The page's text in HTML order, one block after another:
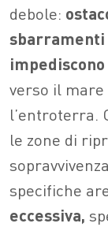
debole:
sbarramenti
verso il mare
l’entroterra.
le zone di
specifiche
eccessiva,